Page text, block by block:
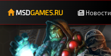
MSDGAMES.RU Новости